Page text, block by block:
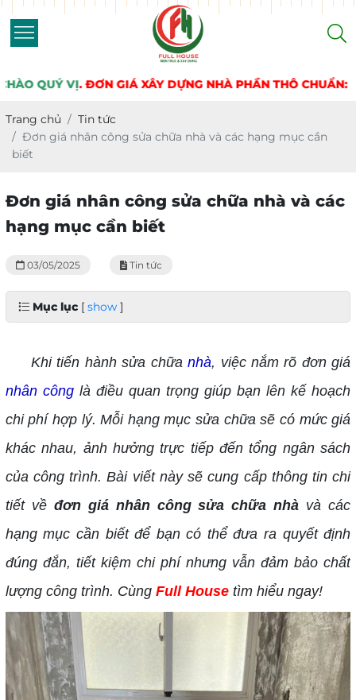
XÂY DỰNG NHÀ PHẦN THÔ CHUẨN:3.650.000 Đ –
Trang chủ
Tin tức
Đơn giá nhân công sửa chữa nhà và các hạng mục cần
biết
Đơn giá nhân công sửa chữa nhà và các
hạng mục cần biết
03/05/2025 Tin tức
Mục lục[ show]
Khi tiến hành sửa chữanhà, việc nắm rõ đơn giá
nhân cônglà điều quan trọng giúp bạn lên kế hoạch
chi phí hợp lý. Mỗi hạng mục sửa chữa sẽ có mức giá
khác nhau, ảnh hưởng trực tiếp đến tổng ngân sách
của công trình. Bài viết này sẽ cung cấp thông tin chi
tiết về đơn giá nhân công sửa chữa nhà và các
hạng mục cần biết để bạn có thể đưa ra quyết định
đúng đắn, tiết kiệm chi phí nhưng vẫn đảm bảo chất
lượng công trình. Cùng Full Housetìm hiểu ngay!